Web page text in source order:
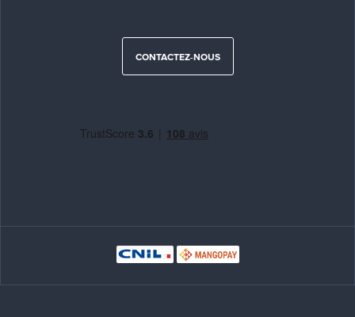
CONTACTEZ-NOUS